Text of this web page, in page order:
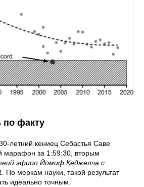
по факту
летний кениец Себастья Саве
марафон за 1:59:30, вторым
эфиоп Йомиф Кеджелча с
. По меркам науки, такой результат
идеально точным.